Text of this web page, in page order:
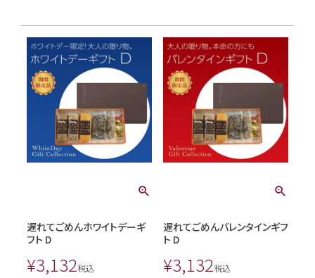
遅れてごめんホワイトデーギ
フト D
¥3,132税込
遅れてごめんバレンタインギフ
ト D
¥3,132税込